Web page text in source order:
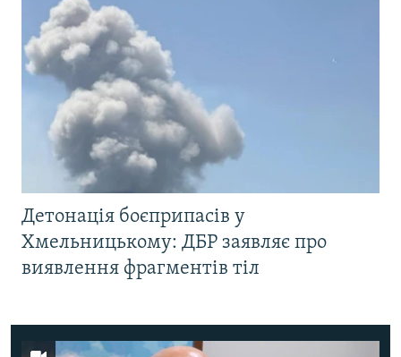
Детонація боєприпасів у
Хмельницькому: ДБР заявляє про
виявлення фрагментів тіл